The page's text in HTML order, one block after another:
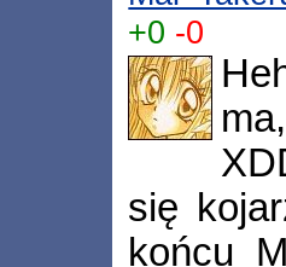
+0 -0
się
końcu